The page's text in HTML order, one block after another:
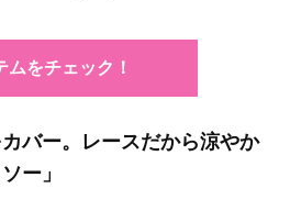
ムをチェック！
バー。レースだから涼やか
ー」